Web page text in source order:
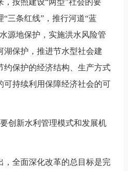
按照建设“两型”社会的要
三条红线”，推行河道“蓝
源地保护，实施洪水风险管
湖保护，推进节水型社会建
约保护的经济结构、生产方式
可持续利用保障经济社会的可
创新水利管理模式和发展机
，全面深化改革的总目标是完